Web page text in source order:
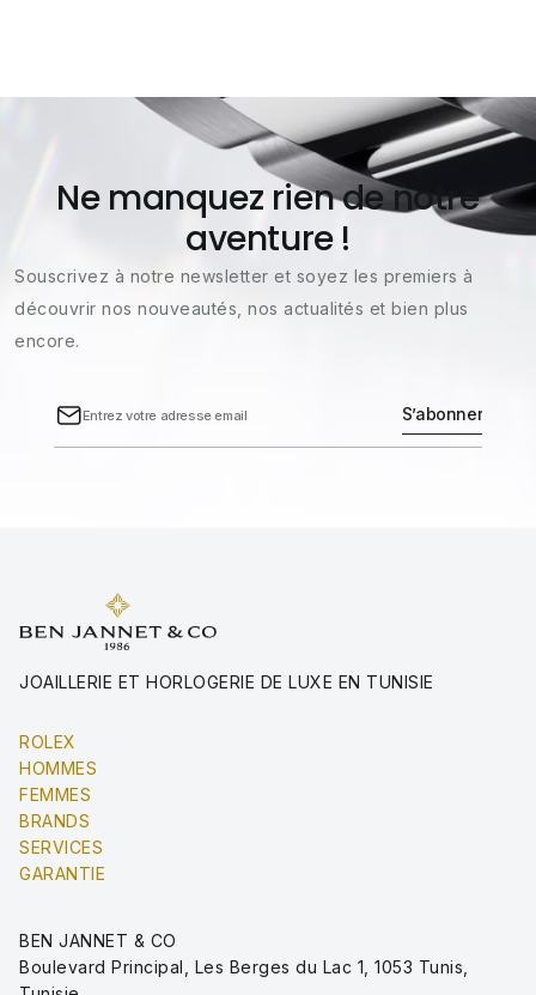
Ne manquez rien de notre
aventure !
Souscrivez à notre newsletter et soyez les premiers à
découvrir nos nouveautés, nos actualités et bien plus
encore.
JOAILLERIE ET HORLOGERIE DE LUXE EN TUNISIE
ROLEX
HOMMES
FEMMES
BRANDS
SERVICES
GARANTIE
BEN JANNET & CO
Boulevard Principal, Les Berges du Lac 1, 1053 Tunis,